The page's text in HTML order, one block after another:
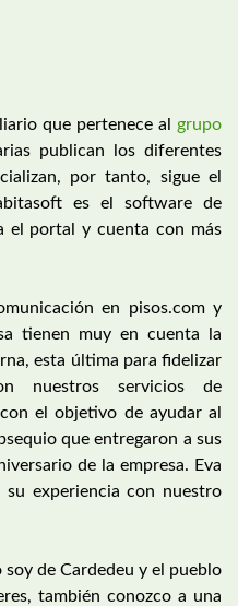
que pertenece al grupo
publican los diferentes
por tanto, sigue el
es el software de
el portal y cuenta con más
en pisos.com y
tienen muy en cuenta la
esta última para fidelizar
nuestros servicios de
el objetivo de ayudar al
que entregaron a sus
de la empresa. Eva
experiencia con nuestro
soy de Cardedeu y el pueblo
también conozco a una